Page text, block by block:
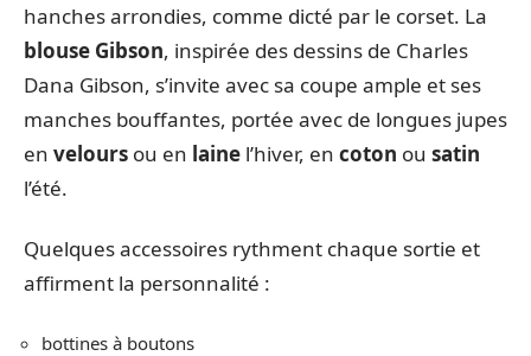
hanches arrondies, comme dicté par le corset. La
blouse Gibson, inspirée des dessins de Charles
Dana Gibson, s’invite avec sa coupe ample et ses
manches bouffantes, portée avec de longues jupes
en velours ou en laine l’hiver, en coton ou satin
l’été.
Quelques accessoires rythment chaque sortie et
affirment la personnalité :
bottines à boutons